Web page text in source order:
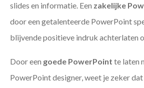
slides en informatie. Een zakelijke
door een getalenteerde PowerPoint
blijvende positieve indruk achterlaten
Door een goede PowerPoint te laten
PowerPoint designer, weet je zeker dat